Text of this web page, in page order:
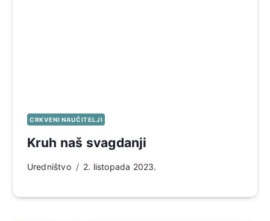
CRKVENI NAUČITELJI
Kruh naš svagdanji
Uredništvo 2. listopada 2023.